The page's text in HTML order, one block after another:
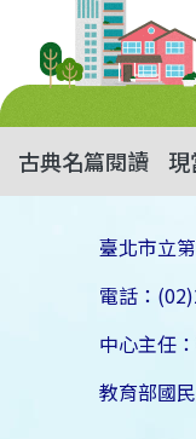
古典名篇閱讀 現
臺北市立
電話：
中心主任
教育部國